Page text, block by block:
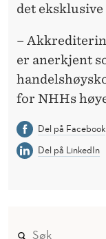
det
–
er anerkjent
for NHHs
Del på Facebook
Del på LinkedIn